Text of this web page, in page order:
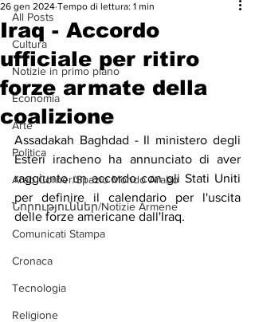
All Posts
Cultura
Notizie in primo piano
Economia
Arte
Politica
Arab Corner/Spazio Mondo Arabo
Նորություններ/Notizie Armene
Comunicati Stampa
Cronaca
Tecnologia
Religione
Iraq - Accordo
ufficiale per ritiro
forze armate della
coalizione
26 gen 2024 Tempo di lettura: 1 min
Assadakah Baghdad - Il ministero degli
Esteri iracheno ha annunciato di aver
raggiunto un accordo con gli Stati Uniti
per definire il calendario per l'uscita
delle forze americane dall'Iraq.